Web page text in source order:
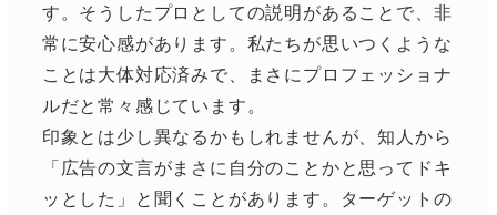
す。そうしたプロとしての説明があることで、非
常に安心感があります。私たちが思いつくような
ことは大体対応済みで、まさにプロフェッショナ
ルだと常々感じています。
印象とは少し異なるかもしれませんが、知人から
「広告の文言がまさに自分のことかと思ってドキ
ッとした」と聞くことがあります。ターゲットの